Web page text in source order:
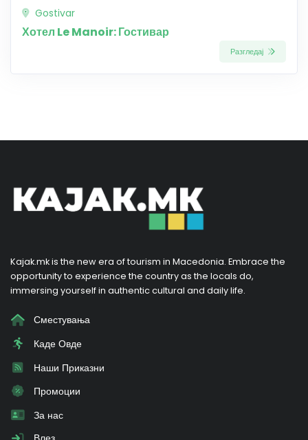
Gostivar
Хотел Le Manoir: Гостивар
Разгледај
Kajak.mk is the new era of tourism in Macedonia. Embrace the
opportunity to experience the country as the locals do,
immersing yourself in authentic cultural and daily life.
Сместувања
Каде Овде
Наши Приказни
Промоции
За нас